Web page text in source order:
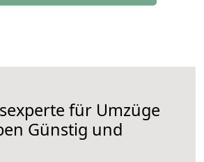
für Umzüge
Günstig und